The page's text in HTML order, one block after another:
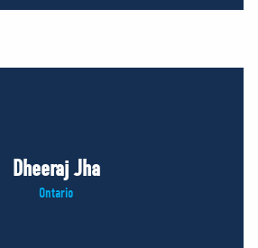
Dheeraj Jha
Ontario